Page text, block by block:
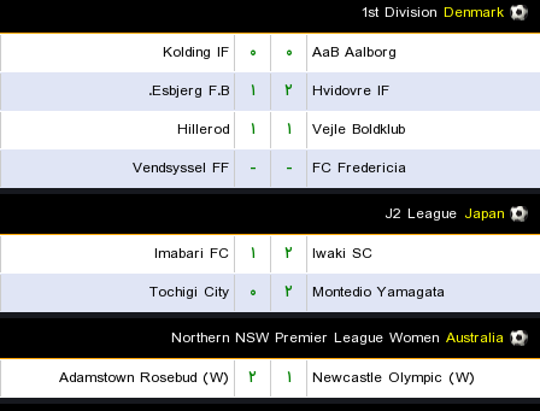
Denmark
1st Division
AaB Aalborg
۰ ۰
Kolding IF
Hvidovre IF
۲ ۱
Esbjerg F.B.
Vejle Boldklub
۱ ۱
Hillerod
FC Fredericia
-
-
Vendsyssel FF
Japan
J2 League
Iwaki SC
۲ ۱
Imabari FC
Montedio Yamagata
۲ ۰
Tochigi City
Australia
Northern NSW Premier League Women
Newcastle Olympic (W)
۱ ۲
Adamstown Rosebud (W)